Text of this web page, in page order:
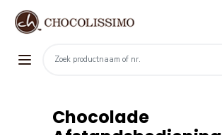
Chocolade